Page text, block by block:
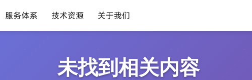
服务体系 技术资源 关于我们
未找到相关内容